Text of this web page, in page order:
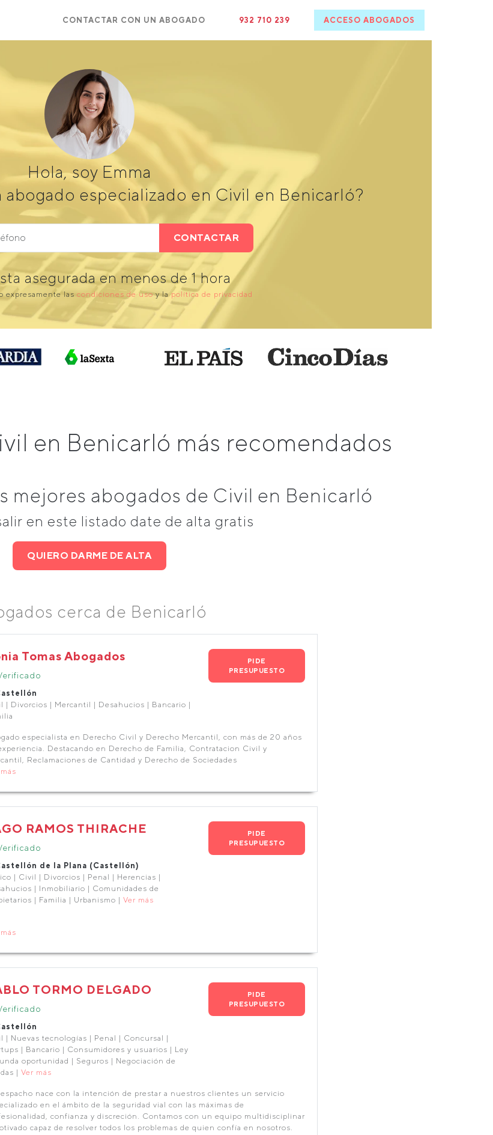
CONTACTAR CON UN ABOGADO 932 710 239 ACCESO ABOGADOS
Hola, soy Emma
abogado especializado en Civil en Benicarló?
CONTACTAR
asegurada en menos de 1 hora
expresamente las condiciones de usoy lapolítica de privacidad
en Benicarló más recomendados
mejores abogados de Civil en Benicarló
en este listado date de alta gratis
QUIERO DARME DE ALTA
cerca de Benicarló
Tomas Abogados
| Divorcios | Mercantil | Desahucios | Bancario |
PIDE
PRESUPUESTO
especialista en Derecho Civil y Derecho Mercantil, con más de 20 años
Destacando en Derecho de Familia, Contratacion Civil y
Reclamaciones de Cantidad y Derecho de Sociedades
RAMOS THIRACHE
de la Plana (Castellón)
| Civil | Divorcios | Penal | Herencias |
| Inmobiliario | Comunidades de
| Familia | Urbanismo | Ver más
PIDE
PRESUPUESTO
TORMO DELGADO
| Nuevas tecnologías | Penal | Concursal |
| Bancario | Consumidores y usuarios | Ley
oportunidad | Seguros | Negociación de
| Ver más
PIDE
PRESUPUESTO
nace con la intención de prestar a nuestros clientes un servicio
en el ámbito de la seguridad vial con las máximas de
confianza y discreción. Contamos con un equipo multidisciplinar
capaz de resolver todos los problemas de quien confía en nosotros.